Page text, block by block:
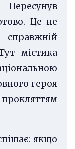
Це не
містика
героя
якщо